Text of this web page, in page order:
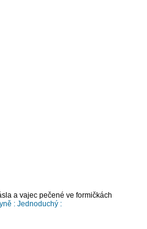
a vajec pečené ve formičkách
: Jednoduchý :